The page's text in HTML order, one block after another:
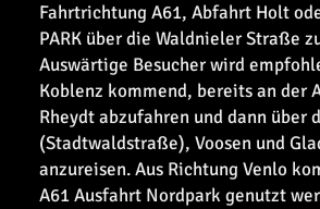
Fahrtrichtung A61, Abfahrt Holt
PARK über die Waldnieler Straße
Auswärtige Besucher wird
Koblenz kommend, bereits an der
Rheydt abzufahren und dann über
(Stadtwaldstraße), Voosen und
anzureisen. Aus Richtung Venlo
A61 Ausfahrt Nordpark genutzt